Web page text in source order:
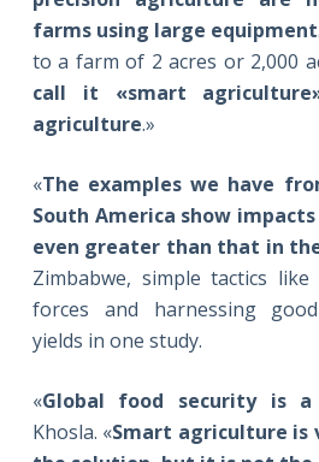
farms using large equipment
to a farm of 2 acres or 2,000
call it «smart
agriculture.»
«The examples we have
South America show
even greater than that in
Zimbabwe, simple tactics
forces and harnessing
yields in one study.
«Global food security is a
Khosla. «Smart agriculture is